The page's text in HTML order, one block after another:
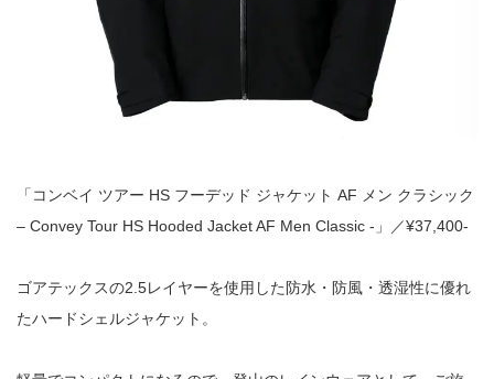
「コンベイ ツアー HS フーデッド ジャケット AF メン クラシック
– Convey Tour HS Hooded Jacket AF Men Classic -」／¥37,400-
ゴアテックスの2.5レイヤーを使用した防水・防風・透湿性に優れ
たハードシェルジャケット。